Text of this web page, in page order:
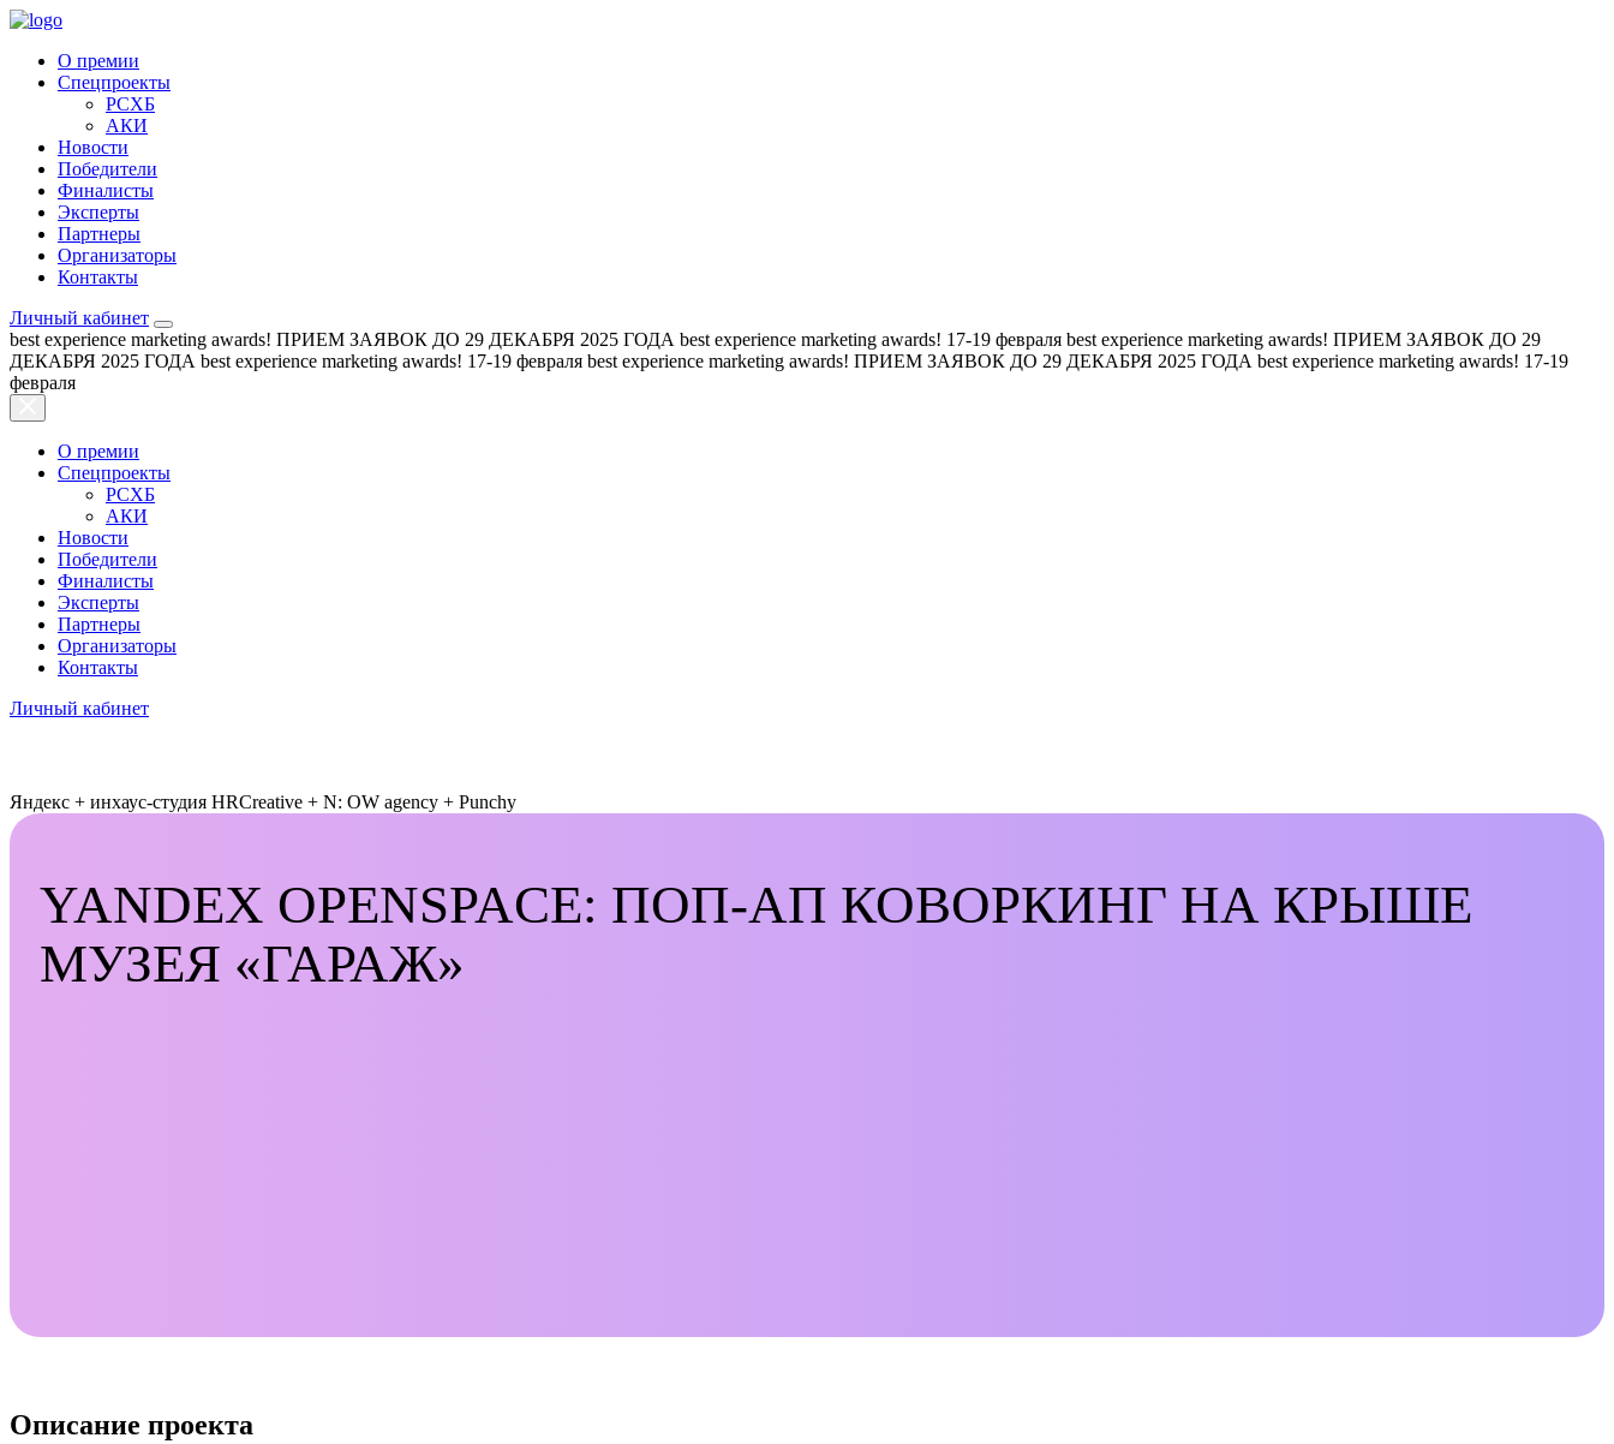
О премии
Спецпроекты
РСХБ
АКИ
Новости
Победители
Финалисты
Эксперты
Партнеры
Организаторы
Контакты
Личный кабинет
best experience marketing awards! ПРИЕМ ЗАЯВОК ДО 29 ДЕКАБРЯ 2025 ГОДА best experience marketing awards! 17-19 февраля best experience marketing awards! ПРИЕМ ЗАЯВОК ДО 29
ДЕКАБРЯ 2025 ГОДА best experience marketing awards! 17-19 февраля best experience marketing awards! ПРИЕМ ЗАЯВОК ДО 29 ДЕКАБРЯ 2025 ГОДА best experience marketing awards! 17-19
февраля
О премии
Спецпроекты
РСХБ
АКИ
Новости
Победители
Финалисты
Эксперты
Партнеры
Организаторы
Контакты
Личный кабинет
Яндекс + инхаус-студия HRCreative + N: OW agency + Punchy
YANDEX OPENSPACE: ПОП-АП КОВОРКИНГ НА КРЫШЕ
МУЗЕЯ «ГАРАЖ»
Описание проекта